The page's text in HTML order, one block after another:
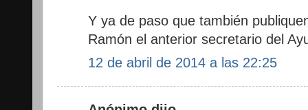
Y ya de paso que también
Ramón el anterior secretario del
12 de abril de 2014 a las 22:25